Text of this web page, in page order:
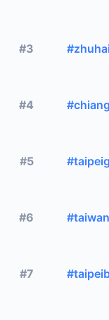
#3 #zhuhai
#4
#5
#6
#7